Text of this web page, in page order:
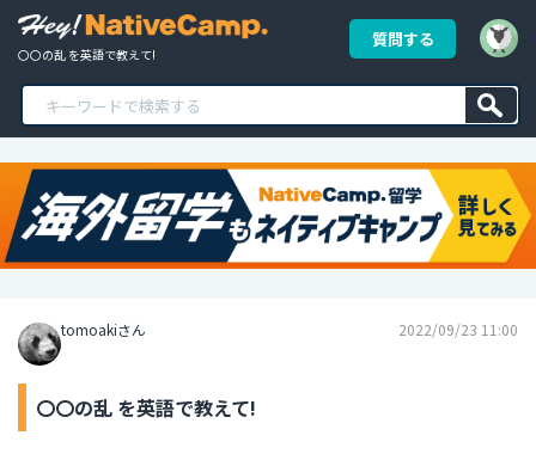
〇〇の乱 を英語で教えて!
質問する
tomoakiさん 2022/09/23 11:00
〇〇の乱 を英語で教えて!